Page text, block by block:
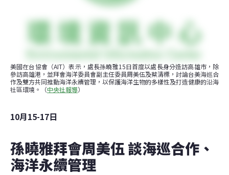
美國在台協會（AIT）表示，處長孫曉雅15日首度以處長身分造訪高雄市，除
參訪高雄港，並拜會海洋委員會副主任委員周美伍及蔡清標，討論台美海巡合
作及雙方共同推動海洋永續管理，以保護海洋生物的多樣性及打造健康的沿海
社區環境。（中央社報導）
10月15-17日
孫曉雅拜會周美伍 談海巡合作、
海洋永續管理